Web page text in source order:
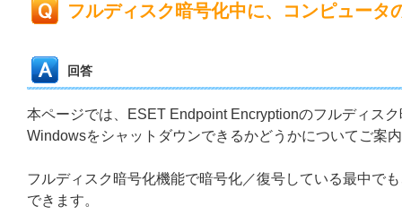
フルディスク暗号化中に、コンピュータ
回答
本ページでは、ESET Endpoint Encryptionのフルディス
Windowsをシャットダウンできるかどうかについてご案
フルディスク暗号化機能で暗号化／復号している最中で
できます。